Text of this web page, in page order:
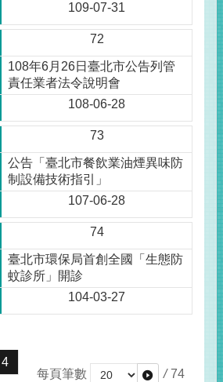
109-07-31
72
108年6月26日臺北市公告列管
責任業者法令說明會
108-06-28
73
公告「臺北市餐飲業油煙異味防
制設備技術指引」
107-06-28
74
臺北市環保局首創全國「生態防
蚊診所」開診
104-03-27
4
每頁筆數
/ 74